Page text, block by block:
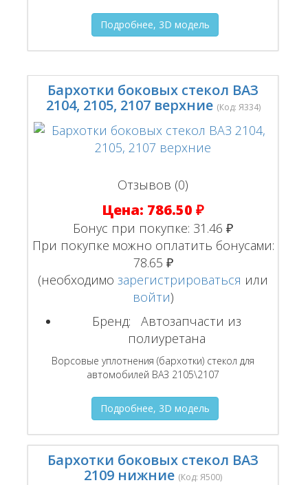
Подробнее, 3D модель
Бархотки боковых стекол ВАЗ
2104, 2105, 2107 верхние (Код: Я334)
Отзывов (0)
Цена: 786.50 ₽
Бонус при покупке: 31.46 ₽
При покупке можно оплатить бонусами:
78.65 ₽
(необходимозарегистрироваться или
войти)
Бренд:
Автозапчасти из
полиуретана
Ворсовые уплотнения (бархотки) стекол для
автомобилей ВАЗ 2105\2107
Подробнее, 3D модель
Бархотки боковых стекол ВАЗ
2109 нижние (Код:Я500)